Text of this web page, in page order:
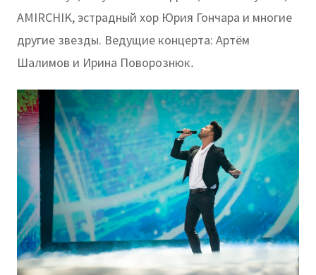
AMIRCHIK, эстрадный хор Юрия Гончара и многие
другие звезды. Ведущие концерта: Артём
Шалимов и Ирина Поворознюк.